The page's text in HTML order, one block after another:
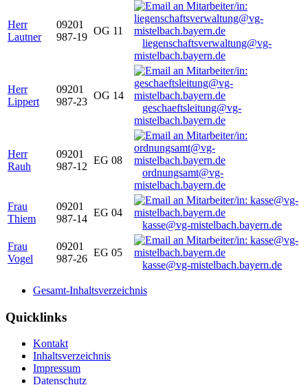
Herr
Lautner
09201
987-19
OG 11
liegenschaftsverwaltung@vg-
mistelbach.bayern.de
Herr
Lippert
09201
987-23
OG 14
geschaeftsleitung@vg-
mistelbach.bayern.de
Herr
Rauh
09201
987-12
EG 08
ordnungsamt@vg-
mistelbach.bayern.de
Frau
Thiem
09201
987-14
EG 04
kasse@vg-mistelbach.bayern.de
Frau
Vogel
09201
987-26
EG 05
kasse@vg-mistelbach.bayern.de
Gesamt-Inhaltsverzeichnis
Quicklinks
Kontakt
Inhaltsverzeichnis
Impressum
Datenschutz